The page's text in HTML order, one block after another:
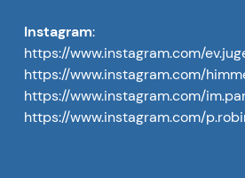
Instagram:
https://www.instagram.com/
https://www.instagram.com/
https://www.instagram.com/
https://www.instagram.com/